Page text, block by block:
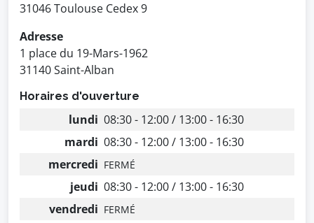
31046 Toulouse Cedex 9
Adresse
1 place du 19-Mars-1962
31140 Saint-Alban
Horaires d'ouverture
lundi 08:30 - 12:00 / 13:00 - 16:30
mardi 08:30 - 12:00 / 13:00 - 16:30
mercredi FERMÉ
jeudi 08:30 - 12:00 / 13:00 - 16:30
vendredi FERMÉ